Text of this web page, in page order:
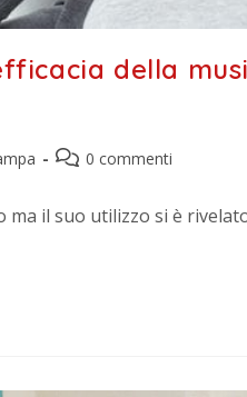
della
0 commenti
il suo utilizzo si è